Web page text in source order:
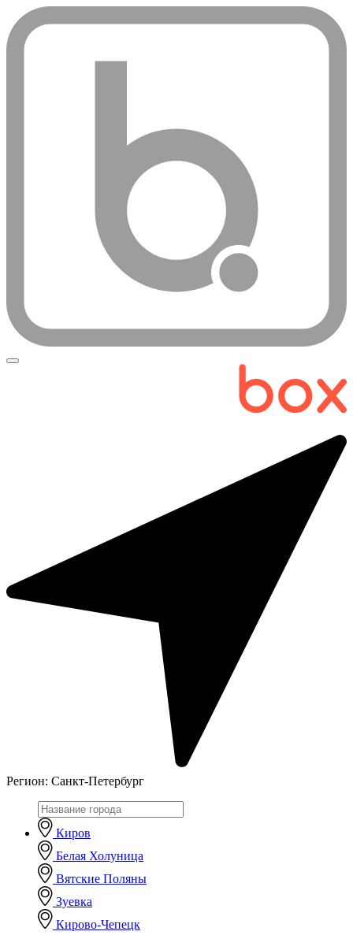
Регион: Санкт-Петербург
Киров
Белая Холуница
Вятские Поляны
Зуевка
Кирово-Чепецк